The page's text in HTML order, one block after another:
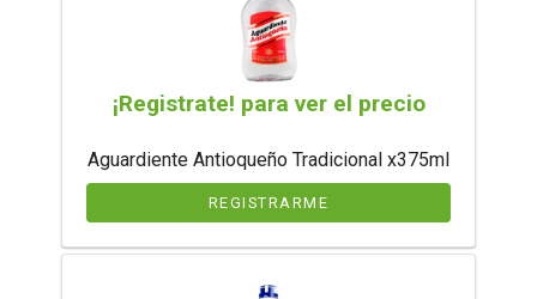
¡Registrate! para ver el precio
Aguardiente Antioqueño Tradicional x375ml
REGISTRARME